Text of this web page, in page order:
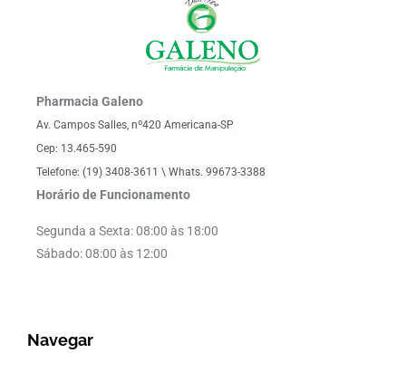
Pharmacia Galeno
Av. Campos Salles, nº420 Americana-SP
Cep: 13.465-590
Telefone: (19) 3408-3611 \ Whats. 99673-3388
Horário de Funcionamento
Segunda a Sexta: 08:00 às 18:00
Sábado: 08:00 às 12:00
Navegar